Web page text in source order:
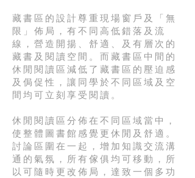
藏書區的設計尊重現場窗戶及「無
限」佈局，有不同高低錯落及流
線，營造開揚、舒適、及有層次的
藏書及閱讀空間。而藏書區中間的
休閒閱讀區減低了藏書區的壓迫感
及侷促性，讓同學於不同區域及空
間均可立刻享受閱讀。
休閒閱讀區分佈在不同區域當中，
使整體圖書館感覺更休閒及舒適。
討論區圍在一起，增加知識交流溝
通的氣氛，所有傢俱均可移動，所
以可隨時更改佈局，達致一個多功